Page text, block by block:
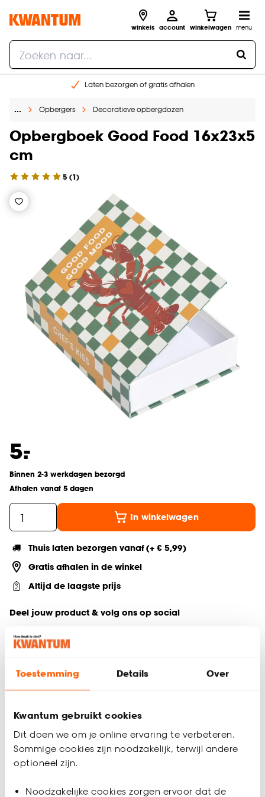
Toestemming Details Over
Kwantum gebruikt cookies
Dit doen we om je online ervaring te verbeteren.
Sommige cookies zijn noodzakelijk, terwijl andere
optioneel zijn.
Noodzakelijke cookies zorgen ervoor dat de
winkels account winkelwagen menu
Laten bezorgen of gratis afhalen
Gratis raam advies en opmeten aan huis
… Opbergers Decoratieve opbergdozen
Opbergboek Good Food 16x23x5
cm
5 (1)
5.
-
Binnen 2-3 werkdagen bezorgd
Afhalen vanaf 5 dagen
In winkelwagen
Thuis laten bezorgen vanaf (+ € 5,99)
Gratis afhalen in de winkel
Altijd de laagste prijs
Deel jouw product & volg ons op social
Productomschrijving
Maak je woonkamer, keuken, of boekenkast stijlvol én
en witte kleur. Dit elegante koffietafelboek biedt niet alleen
een decoratieve touch, maar ook een slimme oplossing voor
het opbergen van opladers en afstandsbedieningen. Perfect
voor iedereen die van orde houdt, terwijl het een sfeervolle
uitstraling aan je interieur toevoegt.
Productspecificaties